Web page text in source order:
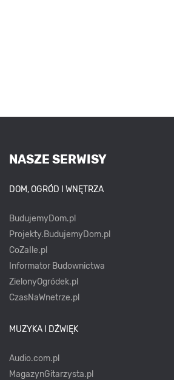
NASZE SERWISY
DOM, OGRÓD I WNĘTRZA
BudujemyDom.pl
Projekty.BudujemyDom.pl
CoZaIle.pl
Informator Budownictwa
ZielonyOgródek.pl
CzasNaWnetrze.pl
MUZYKA I DŹWIĘK
Audio.com.pl
MagazynGitarzysta.pl